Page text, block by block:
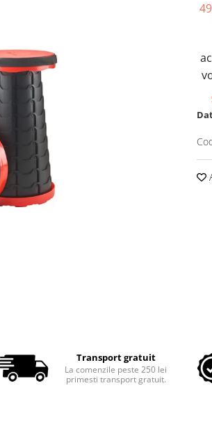
Transport gratuit
La comenzile peste 250 lei
primesti transport gratuit.